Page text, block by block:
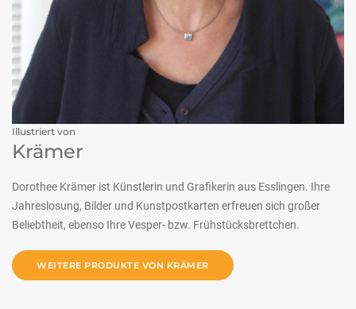
Illustriert von
Krämer
Dorothee Krämer ist Künstlerin und Grafikerin aus Esslingen. Ihre
Jahreslosung, Bilder und Kunstpostkarten erfreuen sich großer
Beliebtheit, ebenso Ihre Vesper- bzw. Frühstücksbrettchen.
WEITERE PRODUKTE VON KRÄMER